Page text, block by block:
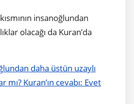
insanoğlundan
olacağı da Kuran’da
daha üstün uzaylı
mı? Kuran’ın cevabı: Evet